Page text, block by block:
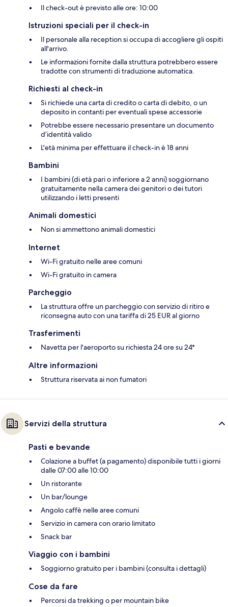
Il check-out è previsto alle ore: 10:00
Istruzioni speciali per il check-in
Il personale alla reception si occupa di accogliere gli ospiti
all'arrivo.
Le informazioni fornite dalla struttura potrebbero essere
tradotte con strumenti di traduzione automatica.
Richiesti al check-in
Si richiede una carta di credito o carta di debito, o un
deposito in contanti per eventuali spese accessorie
Potrebbe essere necessario presentare un documento
d’identità valido
L'età minima per effettuare il check-in è 18 anni
Bambini
I bambini (di età pari o inferiore a 2 anni) soggiornano
gratuitamente nella camera dei genitori o dei tutori
utilizzando i letti presenti
Animali domestici
Non si ammettono animali domestici
Internet
Wi-Fi gratuito nelle aree comuni
Wi-Fi gratuito in camera
Parcheggio
La struttura offre un parcheggio con servizio di ritiro e
riconsegna auto con una tariffa di 25 EUR al giorno
Trasferimenti
Navetta per l'aeroporto su richiesta 24 ore su 24*
Altre informazioni
Struttura riservata ai non fumatori
Servizi della struttura
Pasti e bevande
Colazione a buffet (a pagamento) disponibile tutti i giorni
dalle 07:00 alle 10:00
Un ristorante
Un bar/lounge
Angolo caffè nelle aree comuni
Servizio in camera con orario limitato
Snack bar
Viaggio con i bambini
Soggiorno gratuito per i bambini (consulta i dettagli)
Cose da fare
Percorsi da trekking o per mountain bike